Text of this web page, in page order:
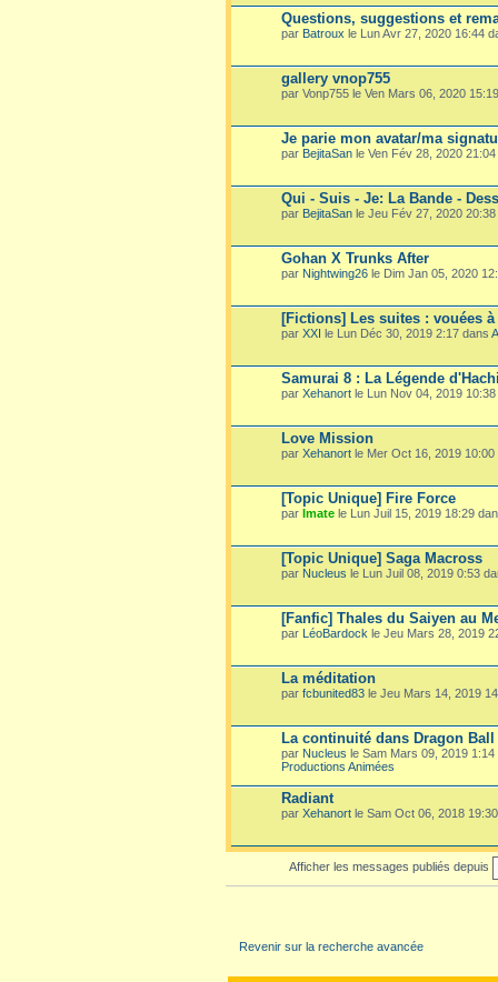
Questions, suggestions et
par Batroux le Lun Avr 27, 2020 16:44
gallery vnop755
par Vonp755 le Ven Mars 06, 2020
Je parie mon avatar/ma
par BejitaSan le Ven Fév 28, 2020
Qui - Suis - Je: La Bande -
par BejitaSan le Jeu Fév 27, 2020
Gohan X Trunks After
par Nightwing26 le Dim Jan 05, 2020
[Fictions] Les suites : vouées
par XXI le Lun Déc 30, 2019 2:17 dans
Samurai 8 : La Légende
par Xehanort le Lun Nov 04, 2019
Love Mission
par Xehanort le Mer Oct 16, 2019
[Topic Unique] Fire Force
par Imate le Lun Juil 15, 2019 18:29
[Topic Unique] Saga Macross
par Nucleus le Lun Juil 08, 2019 0:53
[Fanfic] Thales du Saiyen au
par LéoBardock le Jeu Mars 28, 2019
La méditation
par fcbunited83 le Jeu Mars 14, 2019
La continuité dans Dragon Ball
par Nucleus le Sam Mars 09, 2019
Productions Animées
Radiant
par Xehanort le Sam Oct 06, 2018
Afficher les messages publiés depuis
Revenir sur la recherche avancée